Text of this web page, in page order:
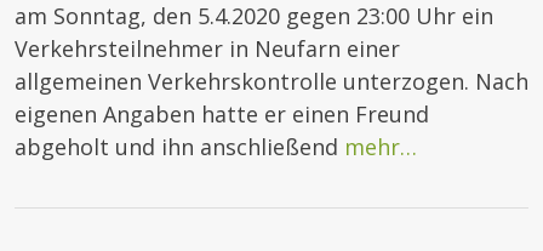
am Sonntag, den 5.4.2020 gegen 23:00 Uhr ein
Verkehrsteilnehmer in Neufarn einer
allgemeinen Verkehrskontrolle unterzogen. Nach
eigenen Angaben hatte er einen Freund
abgeholt und ihn anschließend mehr…